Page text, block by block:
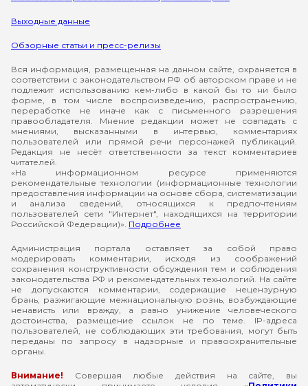
Выходные данные
Обзорные статьи и пресс-релизы
Вся информация, размещенная на данном сайте, охраняется в
соответствии с законодательством РФ об авторском праве и не
подлежит использованию кем-либо в какой бы то ни было
форме, в том числе воспроизведению, распространению,
переработке не иначе как с письменного разрешения
правообладателя. Мнение редакции может не совпадать с
мнениями, высказанными в интервью, комментариях
пользователей или прямой речи персонажей публикаций.
Редакция не несёт ответственности за текст комментариев
читателей.
«На информационном ресурсе применяются
рекомендательные технологии (информационные технологии
предоставления информации на основе сбора, систематизации
и анализа сведений, относящихся к предпочтениям
пользователей сети "Интернет", находящихся на территории
Российской Федерации)». Подробнее
Администрация портала оставляет за собой право
модерировать комментарии, исходя из соображений
сохранения конструктивности обсуждения тем и соблюдения
законодательства РФ и рекомендательных технологий. На сайте
не допускаются комментарии, содержащие нецензурную
брань, разжигающие межнациональную рознь, возбуждающие
ненависть или вражду, а равно унижение человеческого
достоинства, размещение ссылок не по теме. IP-адреса
пользователей, не соблюдающих эти требования, могут быть
переданы по запросу в надзорные и правоохранительные
органы.
Внимание! Совершая любые действия на сайте, вы